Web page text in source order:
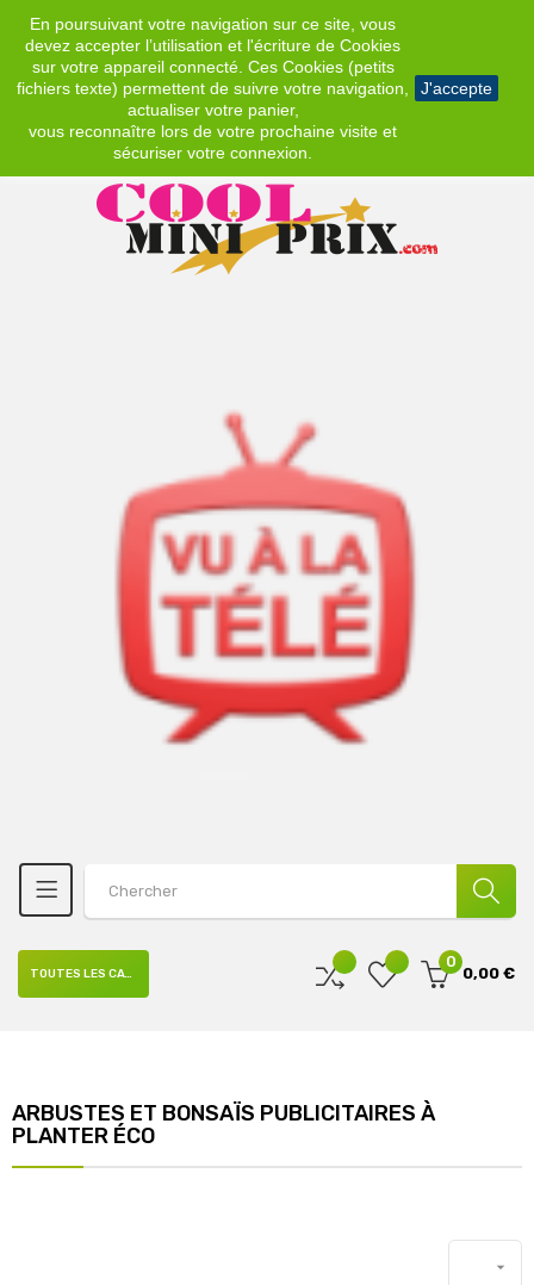
En poursuivant votre navigation sur ce site, vous
devez accepter l’utilisation et l'écriture de Cookies
sur votre appareil connecté. Ces Cookies (petits
fichiers texte) permettent de suivre votre navigation,
actualiser votre panier,
vous reconnaître lors de votre prochaine visite et
sécuriser votre connexion.
J'accepte
EUR
0
0,00 €
TOUTES LES CATÉGORIES
ARBUSTES ET BONSAÏS PUBLICITAIRES À
PLANTER ÉCO
